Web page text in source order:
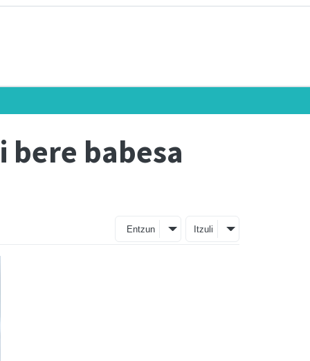
bere babesa
Entzun Itzuli